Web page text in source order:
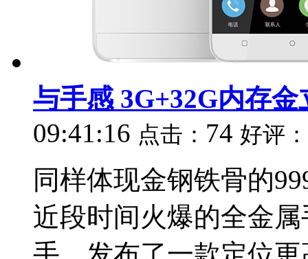
与手感 3G+32G内存金
09:41:16 点击： 74 好评：
同样体现金钢铁骨的
近段时间火爆的全金